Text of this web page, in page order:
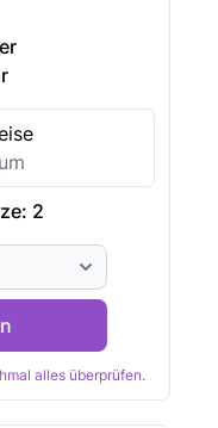
2
alles überprüfen.